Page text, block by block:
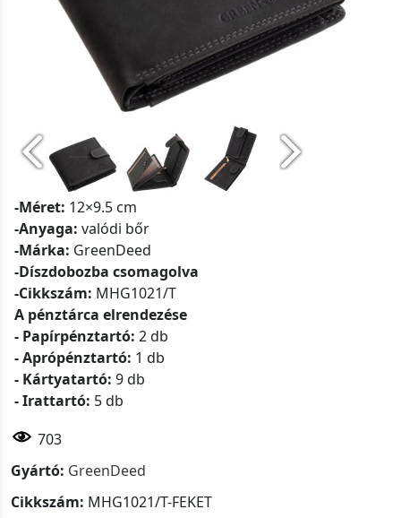
-Méret: 12×9.5 cm
-Anyaga: valódi bőr
-Márka: GreenDeed
-Díszdobozba csomagolva
-Cikkszám: MHG1021/T
A pénztárca elrendezése
- Papírpénztartó: 2 db
- Aprópénztartó: 1 db
- Kártyatartó: 9 db
- Irattartó: 5 db
703
Gyártó: GreenDeed
Cikkszám: MHG1021/T-FEKET